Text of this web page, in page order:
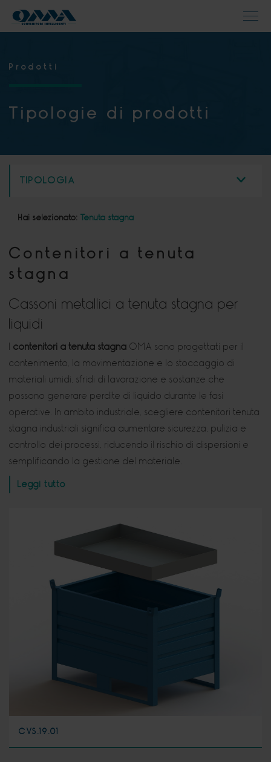
Prodotti
Tipologie di prodotti
TIPOLOGIA
Hai selezionato: Tenuta stagna
Contenitori a tenuta
stagna
Cassoni metallici a tenuta stagna per
liquidi
I contenitori a tenuta stagna OMA sono progettati per il
contenimento, la movimentazione e lo stoccaggio di
materiali umidi, sfridi di lavorazione e sostanze che
possono generare perdite di liquido durante le fasi
operative. In ambito industriale, scegliere contenitori tenuta
stagna industriali significa aumentare sicurezza, pulizia e
controllo dei processi, riducendo il rischio di dispersioni e
semplificando la gestione del materiale.
Leggi tutto
CVS.19.01